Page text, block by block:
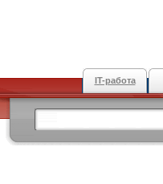
IT-работа